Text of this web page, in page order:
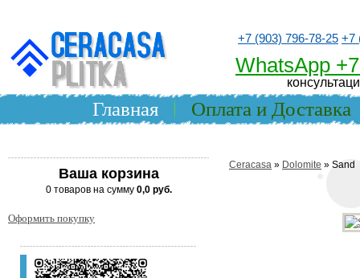
+7 (903) 796-78-25 +7
WhatsApp
Главная Оплата и Доставка
Ваша корзина
0 товаров на сумму 0,0 руб.
Оформить покупку
Ceracasa » Dolomite » Sand